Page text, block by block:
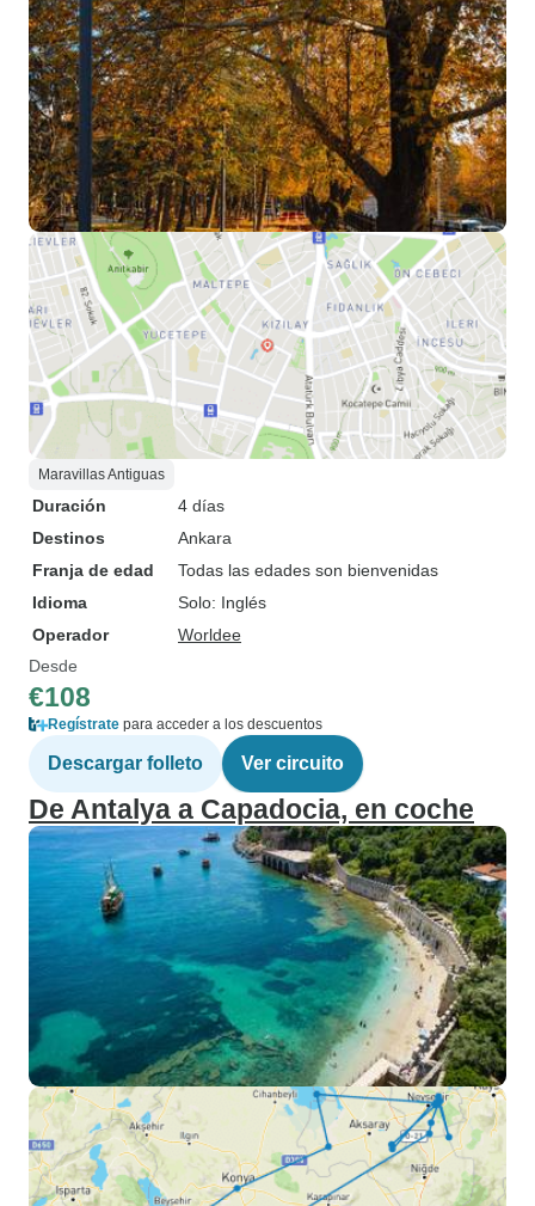
Maravillas Antiguas
Duración
4 días
Destinos
Ankara
Franja de edad
Todas las edades son bienvenidas
Idioma
Solo: Inglés
Operador
Worldee
Desde
€108
Regístrate para acceder a los descuentos
Descargar folleto Ver circuito
De Antalya a Capadocia, en coche